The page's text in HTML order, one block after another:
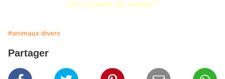
c'est comme un sourire !
#animaux divers
Partager